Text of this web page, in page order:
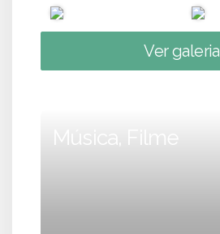
Ver galeria
Música, Filme